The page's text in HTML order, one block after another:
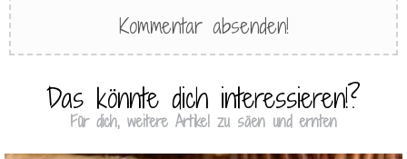
Das könnte dich interessieren!?
Für dich, weitere Artikel zu säen und ernten